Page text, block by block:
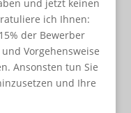
und jetzt keinen
ich Ihnen:
der Bewerber
Vorgehensweise
Ansonsten tun Sie
und Ihre